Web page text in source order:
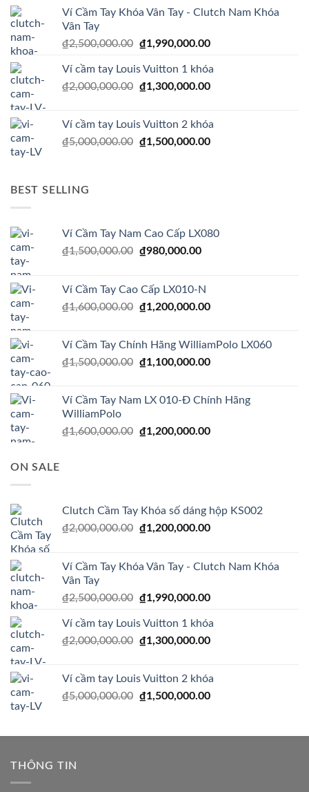
₫2,000,000.00.là:
Ví Cầm Tay Khóa Vân Tay - Clutch Nam Khóa
Vân Tay
₫2,500,000.00 Giá
là:
₫2,500,000.00.
₫1,990,000.00Giá
tại
là:
Ví cầm tay Louis Vuitton 1 khóa
₫2,000,000.00 Giá
₫2,000,000.00.
₫1,300,000.00Giá
là:
₫1,300,000.00.
Ví cầm tay Louis Vuitton 2 khóa
₫5,000,000.00 Giá
₫1,500,000.00Giá
BEST SELLING
Ví Cầm Tay Nam Cao Cấp LX080
₫1,500,000.00 Giá
₫1,500,000.00.
₫980,000.00Giá
là:
₫980,000.00.
Ví Cầm Tay Cao Cấp LX010-N
₫1,600,000.00 Giá
₫1,600,000.00.
₫1,200,000.00Giá
là:
₫1,200,000.00.
Ví Cầm Tay Chính Hãng WilliamPolo LX060
₫1,500,000.00 Giá
₫1,500,000.00.
₫1,100,000.00Giá
là:
Ví Cầm Tay Nam LX 010-Đ Chính Hãng
WilliamPolo
₫1,600,000.00 Giá
₫1,200,000.00Giá
ON SALE
Clutch Cầm Tay Khóa số dáng hộp KS002
₫2,000,000.00 Giá
₫2,000,000.00.
₫1,200,000.00Giá
là:
Ví Cầm Tay Khóa Vân Tay - Clutch Nam Khóa
Vân Tay
₫2,500,000.00 Giá
là:
₫2,500,000.00.
₫1,990,000.00Giá
tại
là:
Ví cầm tay Louis Vuitton 1 khóa
₫2,000,000.00 Giá
₫2,000,000.00.
₫1,300,000.00Giá
là:
₫1,300,000.00.
Ví cầm tay Louis Vuitton 2 khóa
₫5,000,000.00 Giá
₫5,000,000.00.
₫1,500,000.00Giá
là:
THÔNG TIN